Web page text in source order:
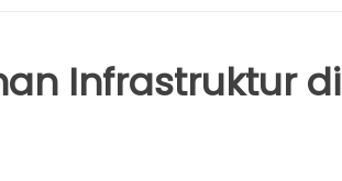
Infrastruktur di